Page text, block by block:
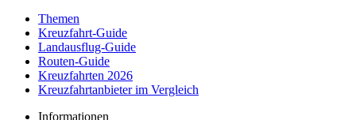
Themen
Kreuzfahrt-Guide
Landausflug-Guide
Routen-Guide
Kreuzfahrten 2026
Kreuzfahrtanbieter im Vergleich
Informationen